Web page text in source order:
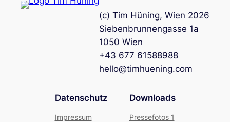
(c) Tim Hüning, Wien 2026
Siebenbrunnengasse 1a
1050 Wien
+43 677 61588988
hello@timhuening.com
Datenschutz
Impressum
Downloads
Pressefotos 1